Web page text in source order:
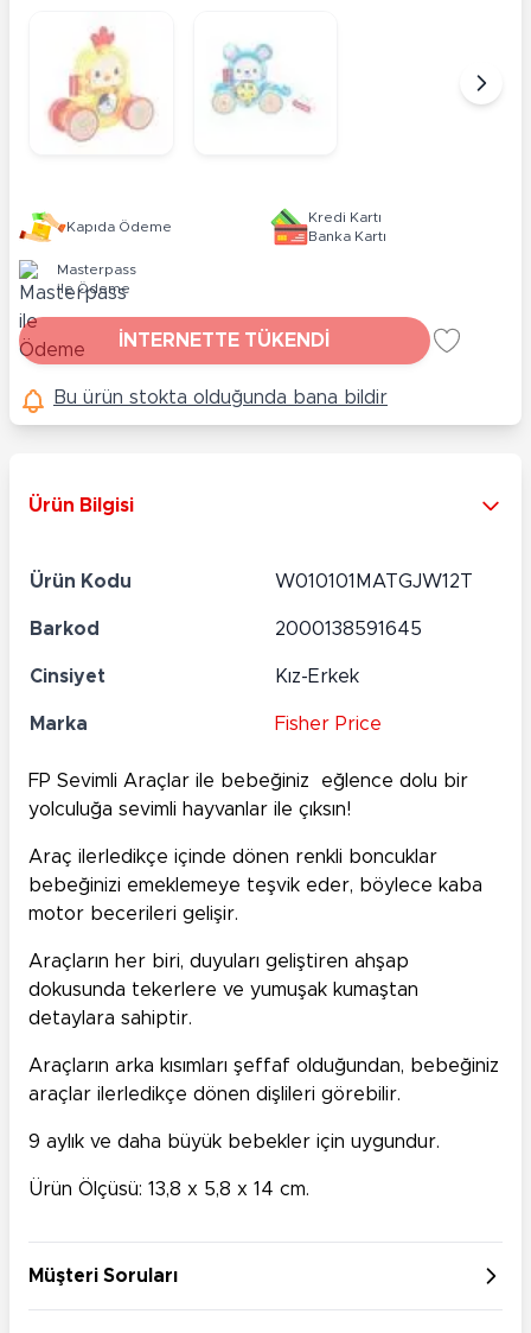
Kapıda Ödeme
Kredi Kartı
Banka Kartı
Masterpass
ile Ödeme
İNTERNETTE TÜKENDİ
Bu ürün stokta olduğunda bana bildir
Ürün Bilgisi
Ürün Kodu W010101MATGJW12T
Barkod 2000138591645
Cinsiyet Kız-Erkek
Marka Fisher Price
FP Sevimli Araçlar ile bebeğiniz eğlence dolu bir
yolculuğa sevimli hayvanlar ile çıksın!
Araç ilerledikçe içinde dönen renkli boncuklar
bebeğinizi emeklemeye teşvik eder, böylece kaba
motor becerileri gelişir.
Araçların her biri, duyuları geliştiren ahşap
dokusunda tekerlere ve yumuşak kumaştan
detaylara sahiptir.
Araçların arka kısımları şeffaf olduğundan, bebeğiniz
araçlar ilerledikçe dönen dişlileri görebilir.
9 aylık ve daha büyük bebekler için uygundur.
Ürün Ölçüsü: 13,8 x 5,8 x 14 cm.
Müşteri Soruları